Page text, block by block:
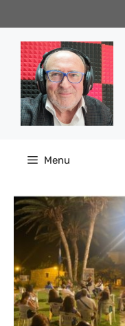
al
contenuto
Menu